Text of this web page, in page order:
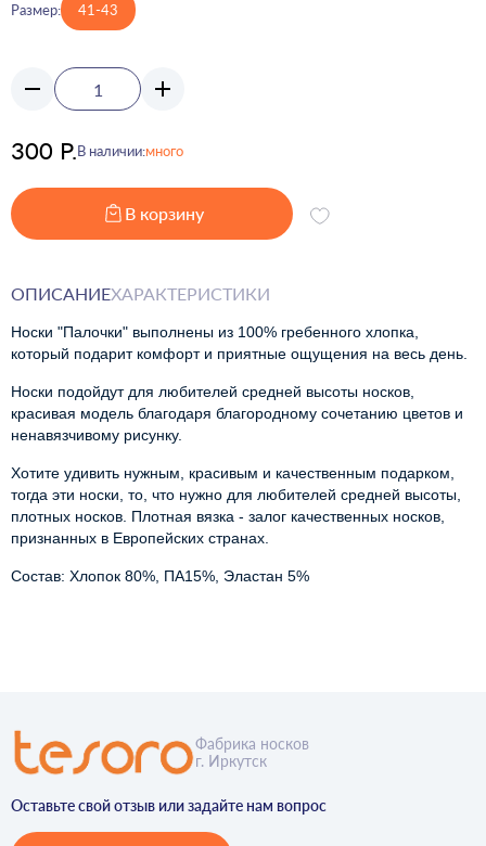
Размер: 41-43
300 Р.В наличии:много
В корзину
ОПИСАНИЕХАРАКТЕРИСТИКИ
Носки "Палочки" выполнены из 100% гребенного хлопка,
который подарит комфорт и приятные ощущения на весь день.
Носки подойдут для любителей средней высоты носков,
красивая модель благодаря благородному сочетанию цветов и
ненавязчивому рисунку.
Хотите удивить нужным, красивым и качественным подарком,
тогда эти носки, то, что нужно для любителей средней высоты,
плотных носков. Плотная вязка - залог качественных носков,
признанных в Европейских странах.
Состав: Хлопок 80%, ПА15%, Эластан 5%
Фабрика носков
г. Иркутск
Оставьте свой отзыв или задайте нам вопрос